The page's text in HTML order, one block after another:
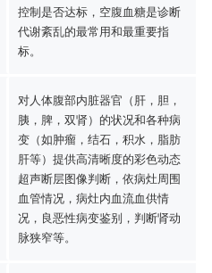
控制是否达标，空腹血糖是诊断
代谢紊乱的最常用和最重要指
标。
对人体腹部内脏器官（肝，胆，
胰，脾，双肾）的状况和各种病
变（如肿瘤，结石，积水，脂肪
肝等）提供高清晰度的彩色动态
超声断层图像判断，依病灶周围
血管情况，病灶内血流血供情
况，良恶性病变鉴别，判断肾动
脉狭窄等。